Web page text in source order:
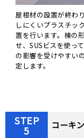
屋根材の設置が終わ
しにくいプラスチッ
置を行います。棟の
せ、SUSビスを使っ
の影響を受けやすい
定します。
STEP
5 コーキ